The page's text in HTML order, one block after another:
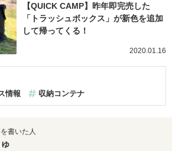
【QUICK CAMP】昨年即完売した
「トラッシュボックス」が新色を追加
して帰ってくる！
2020.01.16
情報 収納コンテナ
書いた人